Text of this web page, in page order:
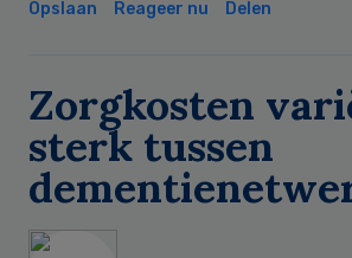
Opslaan Reageer nu Delen
Zorgkosten
sterk tussen